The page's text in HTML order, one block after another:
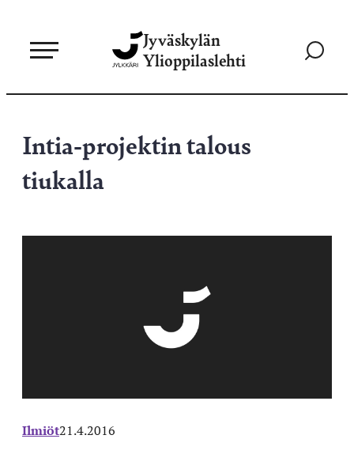
sisältöön
Jyväskylän
Ylioppilaslehti
Siirry
Intia-projektin talous
tiukalla
Ilmiöt21.4.2016